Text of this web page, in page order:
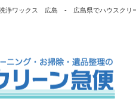
浄ワックス 広島 - 広島県でハウスクリー